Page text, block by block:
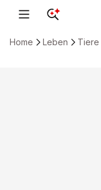
Home Leben Tiere